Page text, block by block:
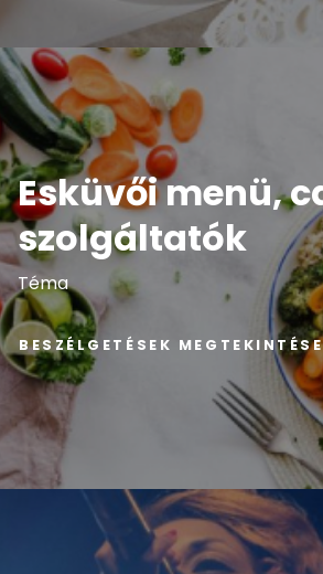
Esküvői menü,
szolgáltatók
Téma
BESZÉLGETÉSEK MEGTEKINTÉSE